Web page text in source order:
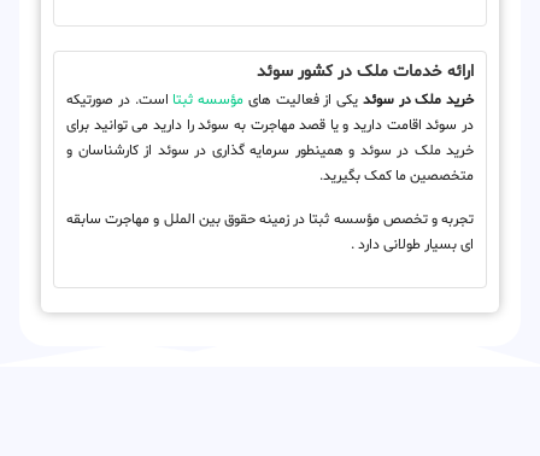
ارائه خدمات ملک در کشور سوئد
خرید ملک در سوئد یکی از فعالیت های مؤسسه ثبتا است. در صورتیکه
در سوئد اقامت دارید و یا قصد مهاجرت به سوئد را دارید می توانید برای
خرید ملک در سوئد و همینطور سرمایه گذاری در سوئد از کارشناسان و
متخصصین ما کمک بگیرید.
تجربه و تخصص مؤسسه ثبتا در زمینه حقوق بین الملل و مهاجرت سابقه
ای بسیار طولانی دارد .